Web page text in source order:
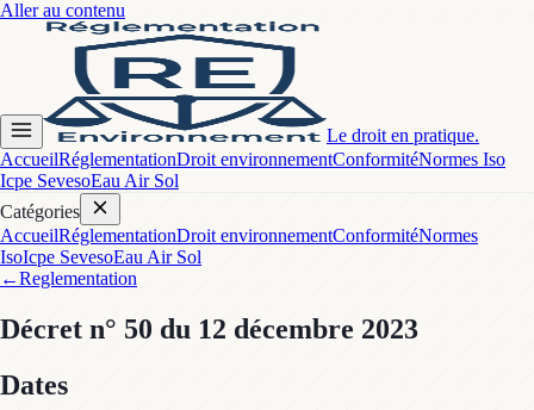
Aller au contenu
Le droit en pratique.
AccueilRéglementationDroit environnementConformitéNormes Iso
Icpe SevesoEau Air Sol
Catégories
AccueilRéglementationDroit environnementConformitéNormes
IsoIcpe SevesoEau Air Sol
←Reglementation
Décret n° 50 du 12 décembre 2023
Dates